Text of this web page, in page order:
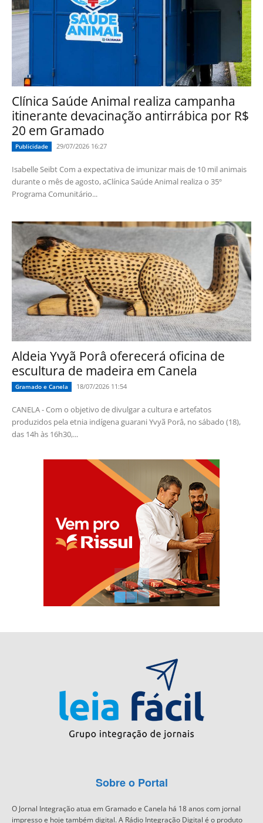
Clínica Saúde Animal realiza campanha
itinerante devacinação antirrábica por R$
20 em Gramado
Publicidade 29/07/2026 16:27
Isabelle Seibt Com a expectativa de imunizar mais de 10 mil animais
durante o mês de agosto, aClínica Saúde Animal realiza o 35º
Programa Comunitário...
Aldeia Yvyã Porâ oferecerá oficina de
escultura de madeira em Canela
Gramado e Canela 18/07/2026 11:54
CANELA - Com o objetivo de divulgar a cultura e artefatos
produzidos pela etnia indígena guarani Yvyã Porâ, no sábado (18),
das 14h às 16h30,...
Sobre o Portal
O Jornal Integração atua em Gramado e Canela há 18 anos com jornal
impresso e hoje também digital. A Rádio Integração Digital é o produto